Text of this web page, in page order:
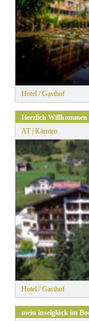
Hotel / Gasthof
Herzlich
AT | Kärnten
Hotel / Gasthof
mein inselglück im